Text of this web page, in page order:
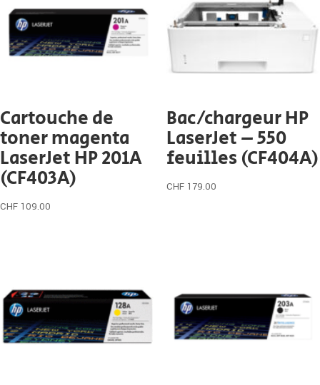
Cartouche de
toner magenta
LaserJet HP 201A
(CF403A)
CHF 109.00
Bac/chargeur HP
LaserJet – 550
feuilles (CF404A)
CHF 179.00